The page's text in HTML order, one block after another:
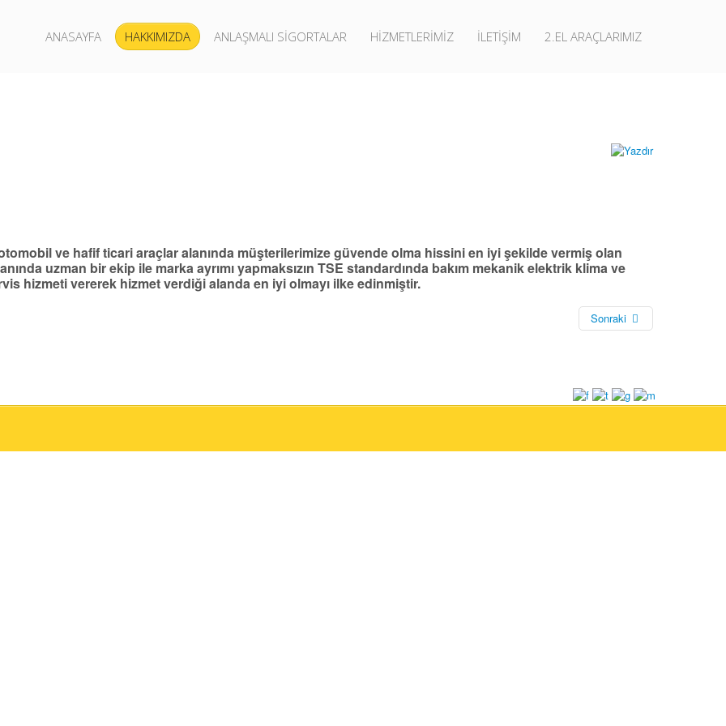
ANASAYFA HAKKIMIZDA ANLAŞMALI SİGORTALAR HİZMETLERİMİZ İLETİŞİM 2.EL ARAÇLARIMIZ
ve hafif ticari araçlar alanında müşterilerimize güvende olma hissini en iyi şekilde vermiş olan
uzman bir ekip ile marka ayrımı yapmaksızın TSE standardında bakım mekanik elektrik klima ve
hizmeti vererek hizmet verdiği alanda en iyi olmayı ilke edinmiştir.
Sonraki